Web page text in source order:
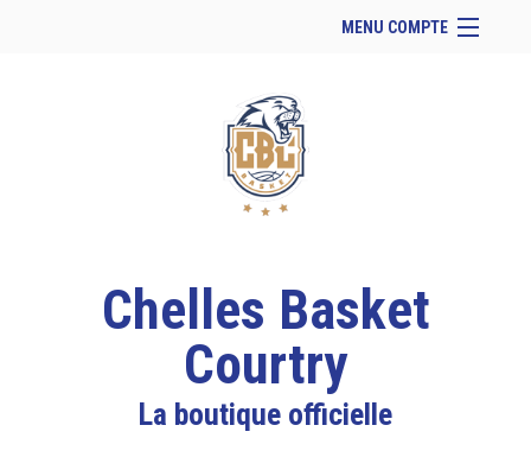
MENU COMPTE
Site Web du club
Facebook
Se connecter
Panier (vide
Chelles Basket
Courtry
La boutique officielle